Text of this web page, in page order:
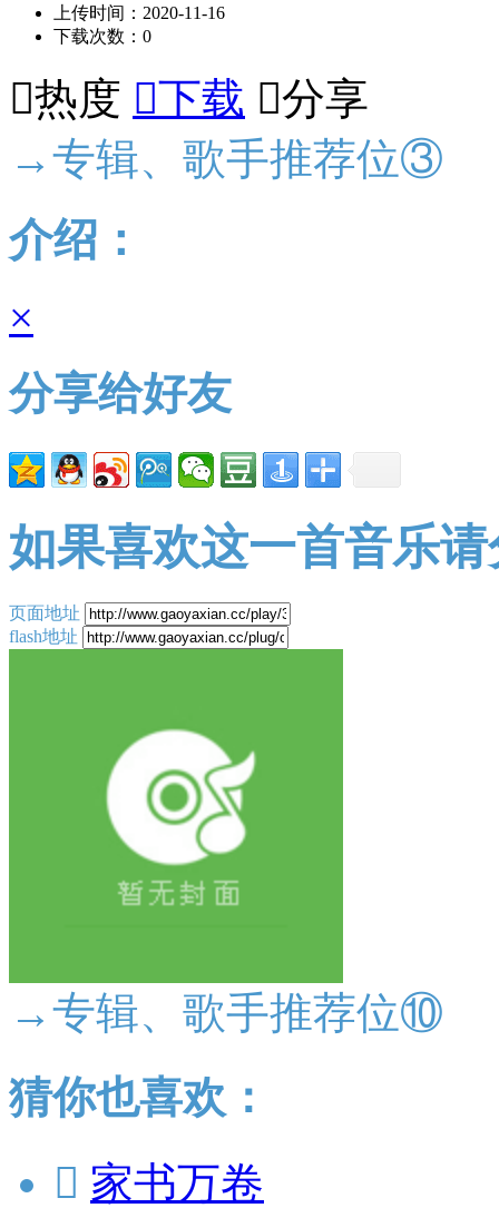
上传时间：2020-11-16
下载次数：0
热度 下载 分享
→专辑、歌手推荐位③
介绍：
×
分享给好友
如果喜欢这一首音乐
页面地址
flash地址
→专辑、歌手推荐位⑩
猜你也喜欢：
 家书万卷